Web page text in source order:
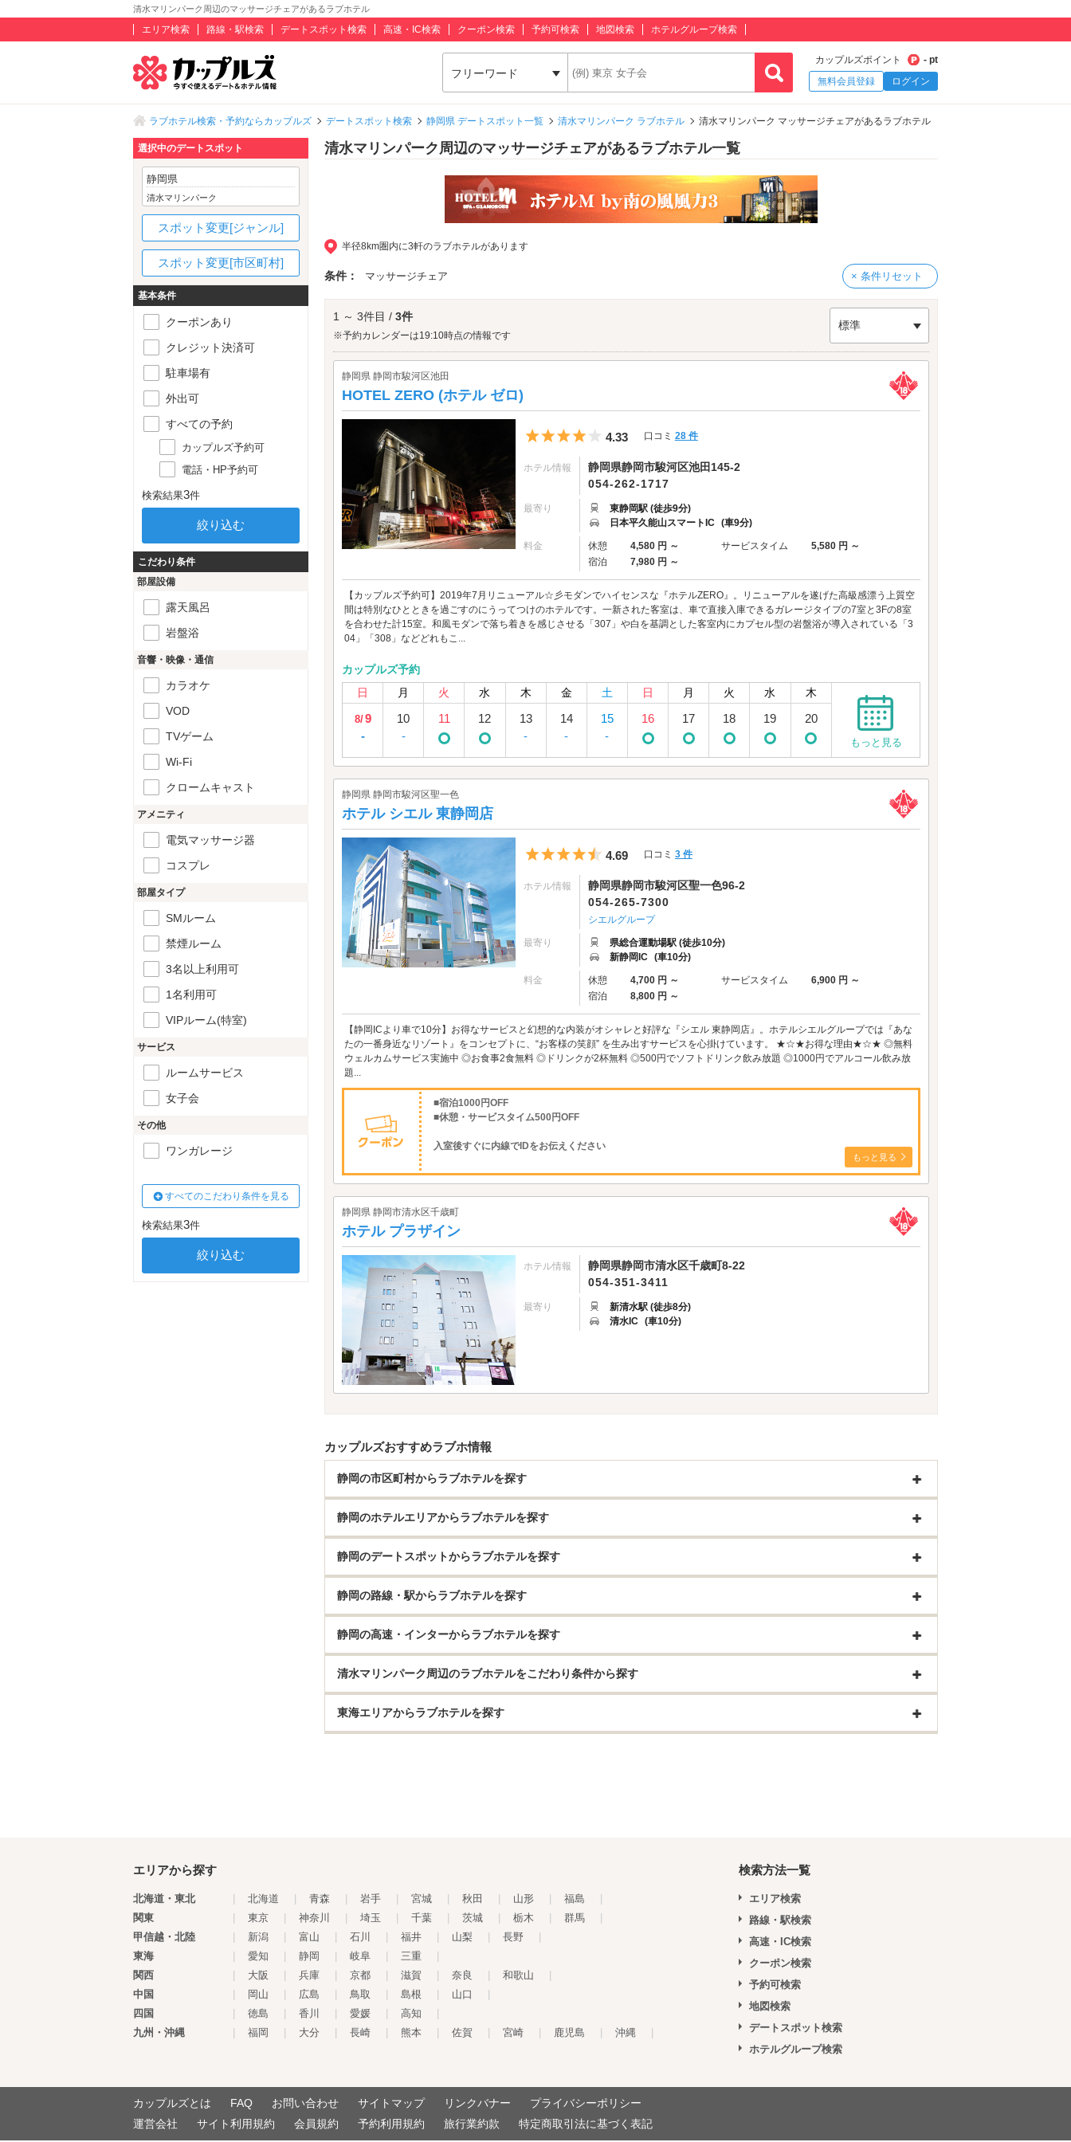
清水マリンパーク周辺のマッサージチェアがあるラブホテル
エリア検索 路線・駅検索 デートスポット検索 高速・IC検索 クーポン検索 予約可検索 地図検索 ホテルグループ検索
フリーワード
カップルズポイント
- pt
無料会員登録
ログイン
ラブホテル検索・予約ならカップルズ デートスポット検索 静岡県 デートスポット一覧 清水マリンパーク ラブホテル 清水マリンパーク マッサージチェアがあるラブホテル
清水マリンパーク周辺のマッサージチェアがあるラブホテル一覧
半径8km圏内に3軒のラブホテルがあります
条件： マッサージチェア × 条件リセット
1 ～ 3件目 / 3件
※予約カレンダーは19:10時点の情報です
標準
静岡県 静岡市駿河区池田
HOTEL ZERO (ホテル ゼロ)
5つ星のうち4
4.33 口コミ 28 件
ホテル情報
静岡県静岡市駿河区池田145-2
054-262-1717
最寄り
東静岡駅 (徒歩9分)
日本平久能山スマートIC (車9分)
料金 休憩 4,580 円 ～ サービスタイム
5,580 円 ～
宿泊
7,980 円 ～
【カップルズ予約可】2019年7月リニューアル☆彡モダンでハイセンスな『ホテルZERO』。リニューアルを遂げた高級感漂う上質空
間は特別なひとときを過ごすのにうってつけのホテルです。一新された客室は、車で直接入庫できるガレージタイプの7室と3Fの8室
を合わせた計15室。和風モダンで落ち着きを感じさせる「307」や白を基調とした客室内にカプセル型の岩盤浴が導入されている「3
04」「308」などどれもこ...
カップルズ予約
日
月 火 水 木 金 土 日 月 火 水 木
8/9
-
10
-
11 12
13
-
14
-
15
-
16 17 18 19 20
もっと見る
静岡県 静岡市駿河区聖一色
ホテル シエル 東静岡店
5つ星のうち4.5
4.69 口コミ 3 件
ホテル情報
静岡県静岡市駿河区聖一色96-2
054-265-7300
シエルグループ
最寄り
県総合運動場駅 (徒歩10分)
新静岡IC (車10分)
料金 休憩 4,700 円 ～ サービスタイム
6,900 円 ～
宿泊
8,800 円 ～
【静岡ICより車で10分】お得なサービスと幻想的な内装がオシャレと好評な『シエル 東静岡店』。ホテルシエルグループでは『あな
たの一番身近なリゾート』をコンセプトに、“お客様の笑顔” を生み出すサービスを心掛けています。 ★☆★お得な理由★☆★ ◎無料
ウェルカムサービス実施中 ◎お食事2食無料 ◎ドリンクが2杯無料 ◎500円でソフトドリンク飲み放題 ◎1000円でアルコール飲み放
題...
■宿泊1000円OFF
■休憩・サービスタイム500円OFF
入室後すぐに内線でIDをお伝えください
もっと見る
静岡県 静岡市清水区千歳町
ホテル プラザイン
ホテル情報
静岡県静岡市清水区千歳町8-22
054-351-3411
最寄り
新清水駅 (徒歩8分)
清水IC (車10分)
カップルズおすすめラブホ情報
静岡の市区町村からラブホテルを探す
静岡のホテルエリアからラブホテルを探す
静岡のデートスポットからラブホテルを探す
静岡の路線・駅からラブホテルを探す
静岡の高速・インターからラブホテルを探す
清水マリンパーク周辺のラブホテルをこだわり条件から探す
東海エリアからラブホテルを探す
選択中のデートスポット
静岡県
清水マリンパーク
スポット変更[ジャンル]
スポット変更[市区町村]
基本条件
クーポンあり
クレジット決済可
駐車場有
外出可
すべての予約
カップルズ予約可
電話・HP予約可
検索結果3件
こだわり条件
部屋設備
露天風呂
岩盤浴
音響・映像・通信
カラオケ
VOD
TVゲーム
Wi-Fi
クロームキャスト
アメニティ
電気マッサージ器
コスプレ
部屋タイプ
SMルーム
禁煙ルーム
3名以上利用可
1名利用可
VIPルーム(特室)
サービス
ルームサービス
女子会
その他
ワンガレージ
すべてのこだわり条件を見る
検索結果3件
エリアから探す
北海道・東北 北海道 青森 岩手 宮城 秋田 山形 福島
関東
東京 神奈川 埼玉 千葉 茨城 栃木 群馬
甲信越・北陸
新潟 富山 石川 福井 山梨 長野
東海
愛知 静岡 岐阜 三重
関西
大阪 兵庫 京都 滋賀 奈良 和歌山
中国
岡山 広島 鳥取 島根 山口
四国
徳島 香川 愛媛 高知
九州・沖縄
福岡 大分 長崎 熊本 佐賀 宮崎 鹿児島 沖縄
検索方法一覧
エリア検索
路線・駅検索
高速・IC検索
クーポン検索
予約可検索
地図検索
デートスポット検索
ホテルグループ検索
カップルズとは FAQ お問い合わせ サイトマップ リンクバナー
プライバシーポリシー
運営会社
サイト利用規約 会員規約 予約利用規約 旅行業約款 特定商取引法に基づく表記